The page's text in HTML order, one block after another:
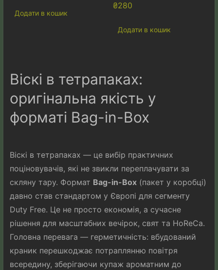
Додати в кошик
₴280
Додати в кошик
Віскі в тетрапаках:
оригінальна якість у
форматі Bag-in-Box
Віскі в тетрапаках — це вибір практичних
поціновувачів, які не звикли переплачувати за
скляну тару. Формат Bag-in-Box(пакет у коробці)
давно став стандартом у Європі для сегменту
Duty Free. Це не просто економія, а сучасне
рішення для масштабних вечірок, свят та HoReCa.
Головна перевага — герметичність: вбудований
краник перешкоджає потраплянню повітря
всередину, зберігаючи купаж ароматним до